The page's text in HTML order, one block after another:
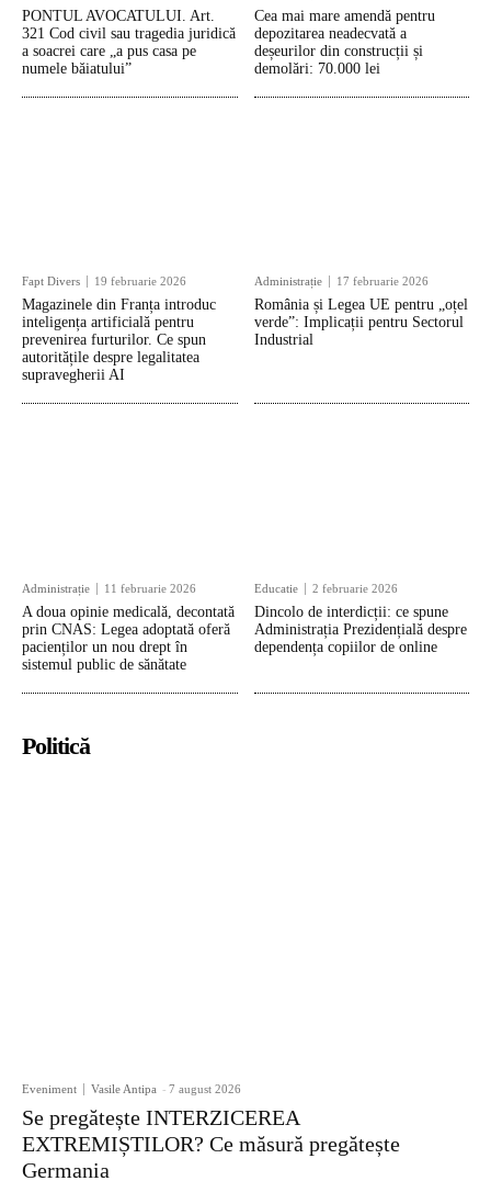
PONTUL AVOCATULUI. Art.
321 Cod civil sau tragedia juridică
a soacrei care „a pus casa pe
numele băiatului”
Cea mai mare amendă pentru
depozitarea neadecvată a
deșeurilor din construcții și
demolări: 70.000 lei
Fapt Divers 19 februarie 2026
Magazinele din Franța introduc
inteligența artificială pentru
prevenirea furturilor. Ce spun
autoritățile despre legalitatea
supravegherii AI
Administrație 17 februarie 2026
România și Legea UE pentru „oțel
verde”: Implicații pentru Sectorul
Industrial
Administrație 11 februarie 2026
A doua opinie medicală, decontată
prin CNAS: Legea adoptată oferă
pacienților un nou drept în
sistemul public de sănătate
Educatie 2 februarie 2026
Dincolo de interdicții: ce spune
Administrația Prezidențială despre
dependența copiilor de online
Politică
Eveniment Vasile Antipa - 7 august 2026
Se pregătește INTERZICEREA
EXTREMIȘTILOR? Ce măsură pregătește
Germania